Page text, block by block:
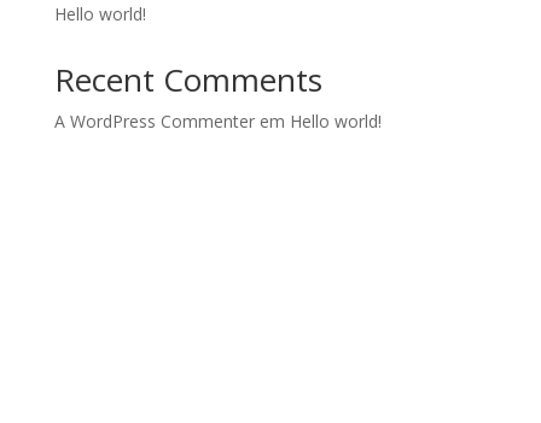
Hello world!
Recent Comments
A WordPress Commenterem Hello world!